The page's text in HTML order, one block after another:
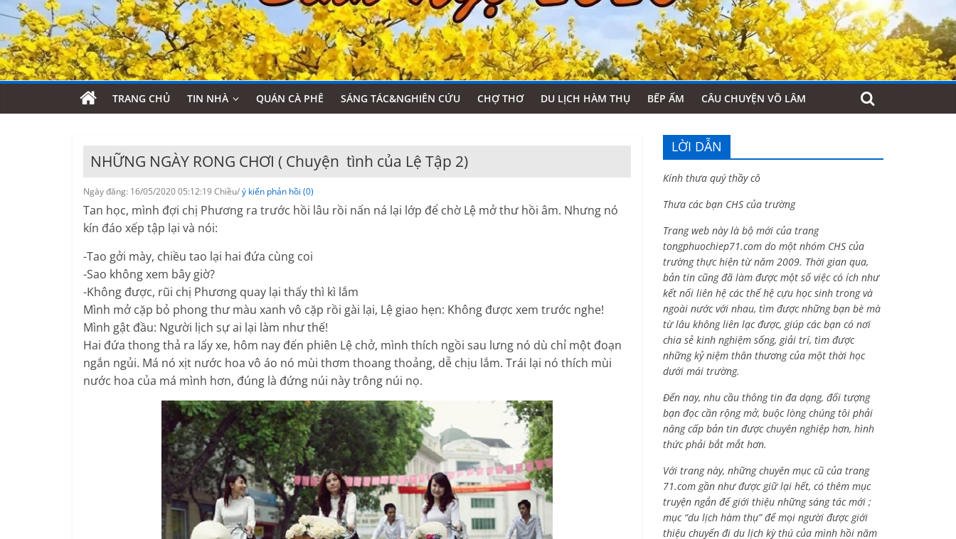
TRANG CHỦ TIN NHÀ QUÁN CÀ PHÊ SÁNG TÁC&NGHIÊN CỨU CHỢ THƠ DU LỊCH HÀM THỤ BẾP ẤM CÂU CHUYỆN VÕ LÂM
NHỮNG NGÀY RONG CHƠI ( Chuyện tình của Lệ Tập 2)
Ngày đăng: 16/05/2020 05:12:19 Chiều/ý kiến phản hồi (0)
Tan học, mình đợi chị Phương ra trước hồi lâu rồi nấn ná lại lớp để chờ Lệ mở thư hồi âm. Nhưng nó
kín đáo xếp tập lại và nói:
-Tao gởi mày, chiều tao lại hai đứa cùng coi
-Sao không xem bây giờ?
-Không được, rũi chị Phương quay lại thấy thì kì lắm
Mình mở cặp bỏ phong thư màu xanh vô cặp rồi gài lại, Lệ giao hẹn: Không được xem trước nghe!
Mình gật đầu: Người lịch sự ai lại làm như thế!
Hai đứa thong thả ra lấy xe, hôm nay đến phiên Lệ chở, mình thích ngồi sau lưng nó dù chỉ một đoạn
ngắn ngủi. Má nó xịt nước hoa vô áo nó mùi thơm thoang thoảng, dễ chịu lắm. Trái lại nó thích mùi
nước hoa của má mình hơn, đúng là đứng núi này trông núi nọ.
LỜI DẪN
Kính thưa quý thầy cô
Thưa các bạn CHS của trường
Trang web này là bộ mới của trang
tongphuochiep71.com do một nhóm CHS của
trường thực hiện từ năm 2009. Thời gian qua,
bản tin cũng đã làm được một số việc có ích như
kết nối liên hệ các thế hệ cựu học sinh trong và
ngoài nước với nhau, tìm được những bạn bè mà
từ lâu không liên lạc được, giúp các bạn có nơi
chia sẻ kinh nghiệm sống, giải trí, tìm được
những kỷ niệm thân thương của một thời học
dưới mái trường.
Đến nay, nhu cầu thông tin đa dạng, đối tượng
bạn đọc cần rộng mở, buộc lòng chúng tôi phải
nâng cấp bản tin được chuyên nghiệp hơn, hình
thức phải bắt mắt hơn.
Với trang này, những chuyên mục cũ của trang
71.com gần như được giữ lại hết, có thêm mục
truyện ngắn để giới thiệu những sáng tác mới ;
mục “du lịch hàm thụ” để mọi người được giới
thiệu chuyến đi du lịch kỳ thú của mình hồi năm